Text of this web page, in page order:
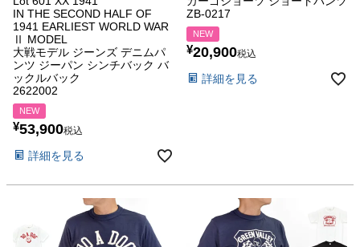
IN THE SECOND HALF OF
1941 EARLIEST WORLD WAR
Ⅱ MODEL
大戦モデル ジーンズ デニムパ
ンツ ジーパン シンチバック バ
ックルバック
2622002
NEW
¥53,900税込
詳細を見る
ZB-0217
NEW
¥20,900税込
詳細を見る